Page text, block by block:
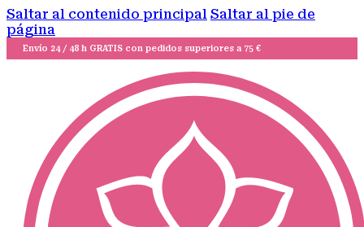
Saltar al contenido principal Saltar al pie de
página
Envío 24 / 48 h GRATIS con pedidos superiores a 75 €